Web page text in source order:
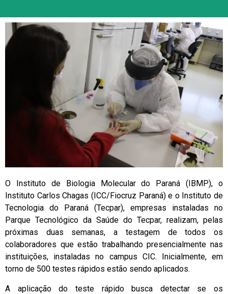
O Instituto de Biologia Molecular do Paraná (IBMP), o
Instituto Carlos Chagas (ICC/Fiocruz Paraná) e o Instituto de
Tecnologia do Paraná (Tecpar), empresas instaladas no
Parque Tecnológico da Saúde do Tecpar, realizam, pelas
próximas duas semanas, a testagem de todos os
colaboradores que estão trabalhando presencialmente nas
instituições, instaladas no campus CIC. Inicialmente, em
torno de 500 testes rápidos estão sendo aplicados.
A aplicação do teste rápido busca detectar se os